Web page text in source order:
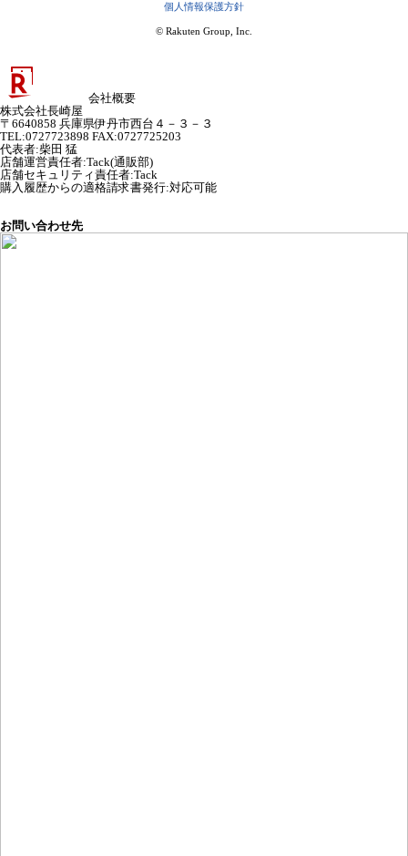
個人情報保護方針
© Rakuten Group, Inc.
会社概要
株式会社長崎屋
〒6640858 兵庫県伊丹市西台４－３－３
TEL:0727723898 FAX:0727725203
代表者:柴田 猛
店舗運営責任者:Tack(通販部)
店舗セキュリティ責任者:Tack
購入履歴からの適格請求書発行:対応可能
お問い合わせ先